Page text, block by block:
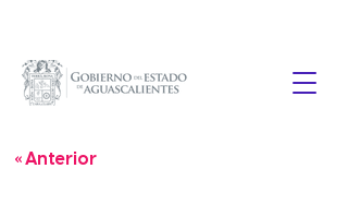
« Anterior